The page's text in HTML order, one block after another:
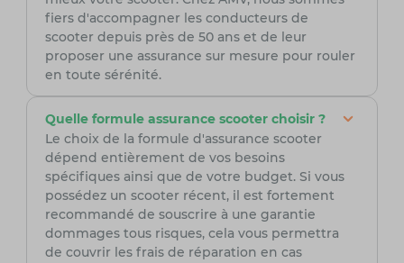
fiers d'accompagner les conducteurs de
scooter depuis près de 50 ans et de leur
proposer une assurance sur mesure pour rouler
en toute sérénité.
Quelle formule assurance scooter choisir ?
Le choix de la formule d'assurance scooter
dépend entièrement de vos besoins
spécifiques ainsi que de votre budget. Si vous
possédez un scooter récent, il est fortement
recommandé de souscrire à une garantie
dommages tous risques, cela vous permettra
de couvrir les frais de réparation en cas